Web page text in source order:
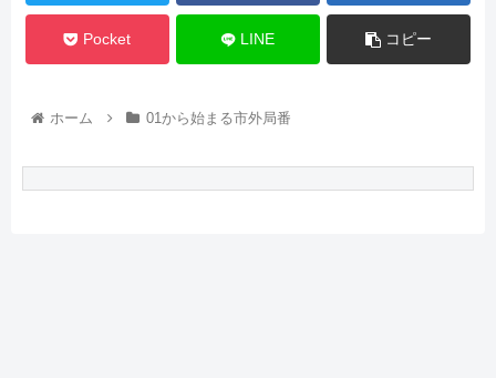
Pocket LINE コピー
ホーム 01から始まる市外局番